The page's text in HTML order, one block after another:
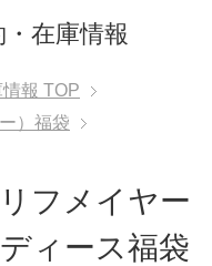
在庫情報
報 TOP
）福袋
フメイヤー
ィース福袋